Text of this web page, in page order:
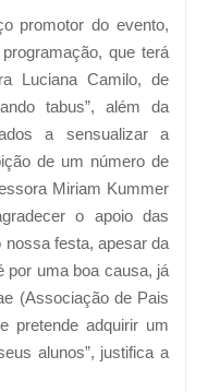
promotor do evento,
que terá
Luciana Camilo, de
tabus”, além da
a sensualizar a
de um número de
Miriam Kummer
o apoio das
festa, apesar da
por uma boa causa, já
(Associação de Pais
pretende adquirir um
alunos”, justifica a